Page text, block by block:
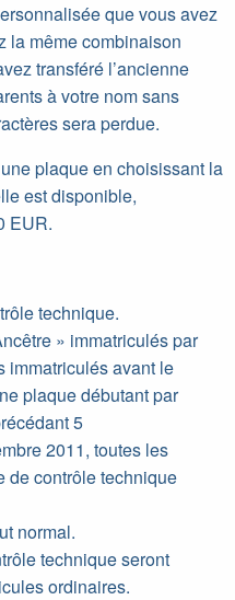
que vous avez
la même combinaison
transféré l’ancienne
à votre nom sans
sera perdue.
plaque en choisissant la
est disponible,
EUR.
technique.
» immatriculés par
immatriculés avant le
plaque débutant par
5
2011, toutes les
de contrôle technique
normal.
technique seront
ordinaires.